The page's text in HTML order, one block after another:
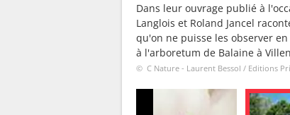
Dans leur ouvrage publié à
Langlois et Roland Jancel
qu'on ne puisse les observer
à l'arboretum de Balaine à
© C Nature - Laurent Bessol / Editions